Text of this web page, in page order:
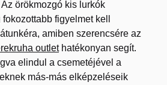
örökmozgó kis lurkók
figyelmet kell
amiben szerencsére az
outlethatékonyan segít.
elindul a csemetéjével a
más-más elképzeléseik